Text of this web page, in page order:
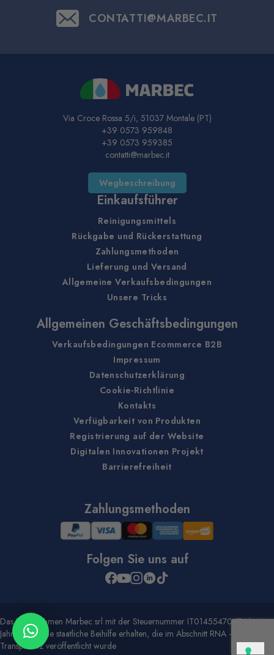
CONTATTI@MARBEC.IT
Via Croce Rossa 5/i, 51037 Montale (PT)
+39 0573 959848
+39 0573 959385
contatti@marbec.it
Wegbeschreibung
Einkaufsführer
Reinigungsmittels
Rückgabe und Rückerstattung
Zahlungsmethoden
Lieferung und Versand
Allgemeine Verkaufsbedingungen
Unsere Tricks
Allgemeinen Geschäftsbedingungen
Verkaufsbedingungen Ecommerce B2B
Impressum
Datenschutzerklärung
Cookie-Richtlinie
Kontakts
Verfügbarkeit von Produkten
Registrierung auf der Website
Digitalen Innovationen Projekt
Barrierefreiheit
Zahlungsmethoden
Folgen Sie uns auf
Das Unternehmen Marbec srl mit der Steuernummer IT01455470474 hat im
Jahr 2020 eine staatliche Beihilfe erhalten, die im Abschnitt RNA -
Transparenz veröffentlicht wurde